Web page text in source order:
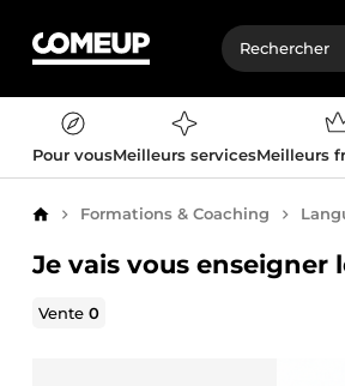
Pour vousMeilleurs servicesMeilleurs
AccueilFormations & Coaching
Je vais vous enseigner
Vente0